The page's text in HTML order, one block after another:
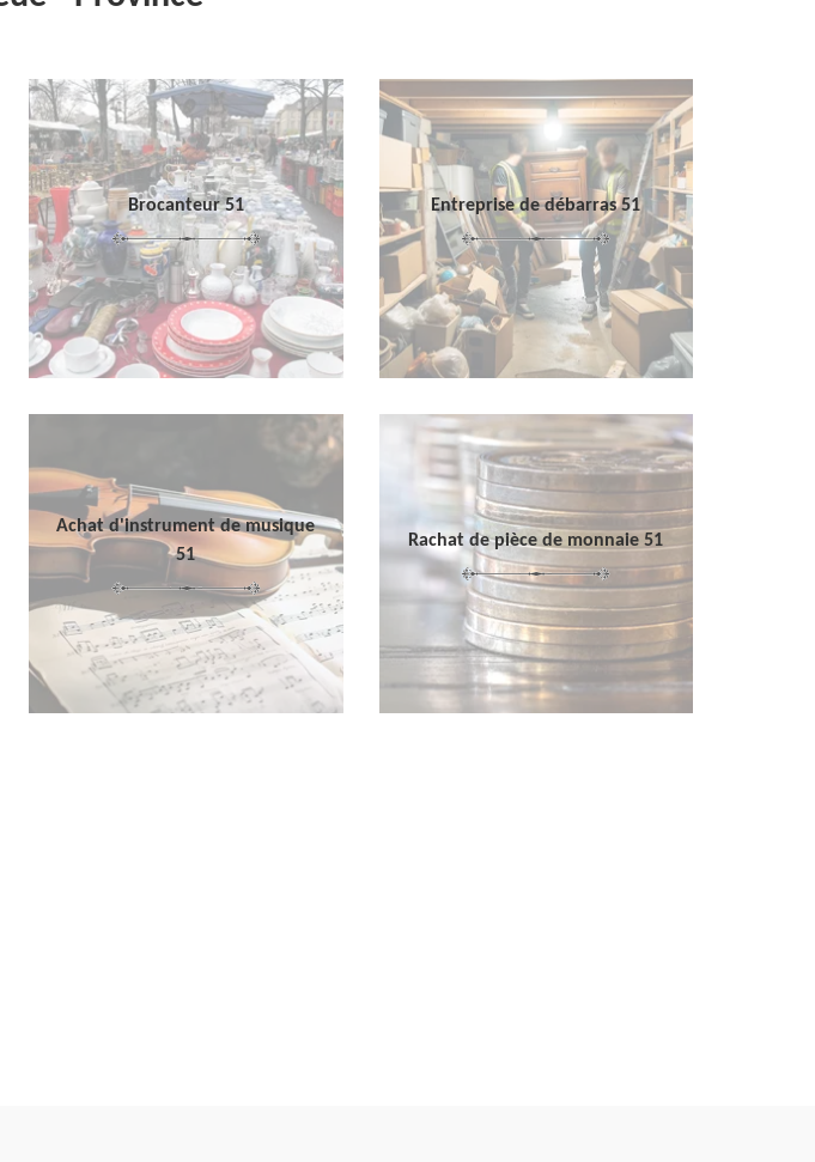
Brocanteur 51 Entreprise de débarras 51
Achat d'instrument de musique
51
Rachat de pièce de monnaie 51